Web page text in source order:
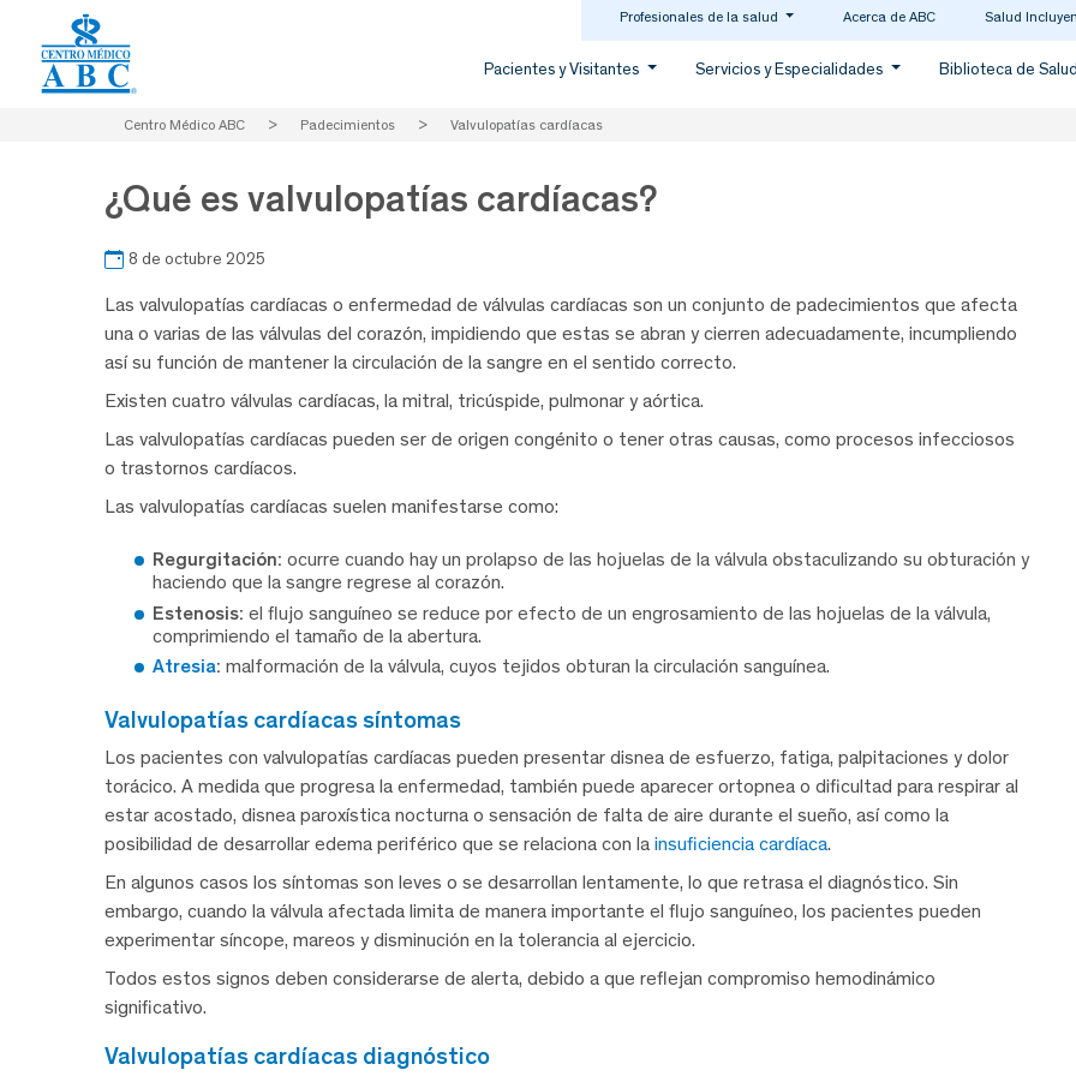
Profesionales de la salud Acerca de ABC Salud
Pacientes y Visitantes Servicios y Especialidades Biblioteca de Salud
Centro Médico ABC > Padecimientos > Valvulopatías cardíacas
¿Qué es valvulopatías cardíacas?
8 de octubre 2025
Las valvulopatías cardíacas o enfermedad de válvulas cardíacas son un conjunto de padecimientos que afecta
una o varias de las válvulas del corazón, impidiendo que estas se abran y cierren adecuadamente, incumpliendo
así su función de mantener la circulación de la sangre en el sentido correcto.
Existen cuatro válvulas cardíacas, la mitral, tricúspide, pulmonar y aórtica.
Las valvulopatías cardíacas pueden ser de origen congénito o tener otras causas, como procesos infecciosos
o trastornos cardíacos.
Las valvulopatías cardíacas suelen manifestarse como:
Regurgitación: ocurre cuando hay un prolapso de las hojuelas de la válvula obstaculizando su obturación y
haciendo que la sangre regrese al corazón.
Estenosis: el flujo sanguíneo se reduce por efecto de un engrosamiento de las hojuelas de la válvula,
comprimiendo el tamaño de la abertura.
Atresia: malformación de la válvula, cuyos tejidos obturan la circulación sanguínea.
valvulopatías cardíacas síntomas
Los pacientes con valvulopatías cardíacas pueden presentar disnea de esfuerzo, fatiga, palpitaciones y dolor
torácico. A medida que progresa la enfermedad, también puede aparecer ortopnea o dificultad para respirar al
estar acostado, disnea paroxística nocturna o sensación de falta de aire durante el sueño, así como la
posibilidad de desarrollar edema periférico que se relaciona con la insuficiencia cardíaca.
En algunos casos los síntomas son leves o se desarrollan lentamente, lo que retrasa el diagnóstico. Sin
embargo, cuando la válvula afectada limita de manera importante el flujo sanguíneo, los pacientes pueden
experimentar síncope, mareos y disminución en la tolerancia al ejercicio.
Todos estos signos deben considerarse de alerta, debido a que reflejan compromiso hemodinámico
significativo.
valvulopatías cardíacas diagnóstico